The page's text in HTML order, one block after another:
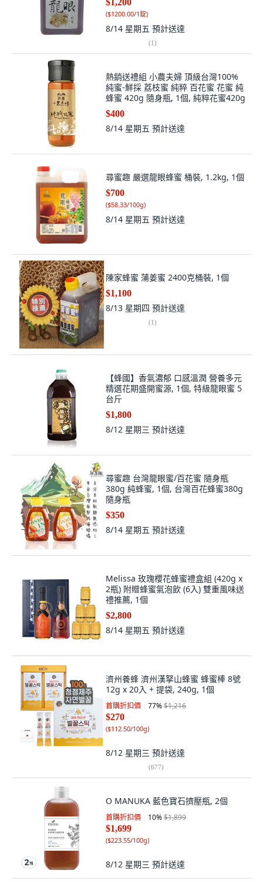
$1,200
($1200.00/1錠)
8/14 星期五 預計送達
(1)
熱銷送禮組 小農夫婦 頂級台灣100%
純蜜-鮮採 荔枝蜜 純粹 百花蜜 花蜜 純
蜂蜜 420g 隨身瓶, 1個, 純粹花蜜420g
$400
8/14 星期五 預計送達
尋蜜趣 嚴選龍眼蜂蜜 桶裝, 1.2kg, 1個
$700
($58.33/100g)
8/14 星期五 預計送達
陳家蜂蜜 蒲姜蜜 2400克桶裝, 1個
$1,100
8/13 星期四 預計送達
(1)
【蜂國】香氣濃郁 口感溫潤 營養多元
精選花期盛開蜜源, 1個, 特級龍眼蜜 5
台斤
$1,800
8/12 星期三 預計送達
尋蜜趣 台灣龍眼蜜/百花蜜 隨身瓶
380g 純蜂蜜, 1個, 台灣百花蜂蜜380g
隨身瓶
$350
8/14 星期五 預計送達
Melissa 玫瑰櫻花蜂蜜禮盒組 (420g x
2瓶) 附贈蜂蜜氣泡飲 (6入) 雙重風味送
禮推薦, 1個
$2,800
8/14 星期五 預計送達
濟州養蜂 濟州漢拏山蜂蜜 蜂蜜棒 8號
12g x 20入 + 提袋, 240g, 1個
首購折扣價 77%$1,216
$270
($112.50/100g)
8/12 星期三 預計送達
(677)
O MANUKA 藍色寶石擠壓瓶, 2個
首購折扣價 10%$1,899
$1,699
($223.55/100g)
8/12 星期三 預計送達